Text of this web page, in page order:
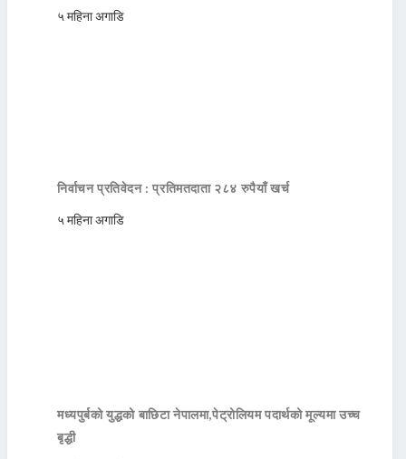
५ महिना अगाडि
निर्वाचन प्रतिवेदन : प्रतिमतदाता २८४ रुपैयाँ खर्च
५ महिना अगाडि
मध्यपुर्बको युद्धको बाछिटा नेपालमा,पेट्रोलियम पदार्थको मूल्यमा उच्च
बृद्धी